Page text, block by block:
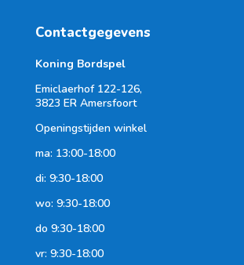
Contactgegevens
Koning Bordspel
Emiclaerhof 122-126,
3823 ER Amersfoort
Openingstijden winkel
ma: 13:00-18:00
di: 9:30-18:00
wo: 9:30-18:00
do 9:30-18:00
vr: 9:30-18:00